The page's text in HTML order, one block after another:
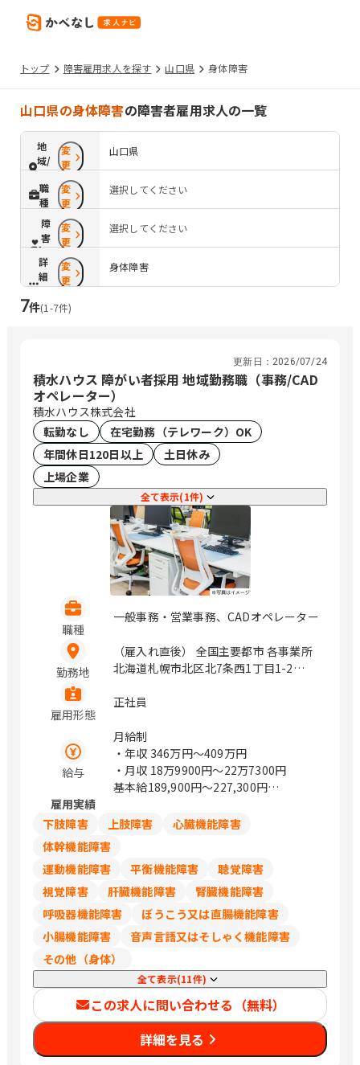
トップ 障害雇用求人を探す 山口県 身体障害
山口県の身体障害の障害者雇用求人の一覧
地
域/
路
線
変
更
山口県
職
種
変
更
選択してください
障
害
配
慮
変
更
選択してください
詳
細
条
件
変
更
身体障害
7件(1 -7件)
更新日： 2026/07/24
積水ハウス 障がい者採用 地域勤務職（事務/CAD
オペレーター）
積水ハウス株式会社
転勤なし
在宅勤務（テレワーク）OK
年間休日120日以上
土日休み
上場企業
全て表示(1件)
職種
一般事務・営業事務、CADオペレーター
勤務地
（雇入れ直後） 全国主要都市 各事業所
北海道札幌市北区北7条西1丁目1-2
前北通1-10橋市盛岡ビル7F 宮城県仙台
ワービル5F） 山形県山形市篭田3-9-5
福島県郡山市本町一丁目4－8 茨城県水
戸市城南1-1-6 （サザン水戸ビル301）
栃木県宇都宮市城東1丁目-11-5 群馬県
ま市浦和区岸町4-26-15 （浦和SHビル
町1丁目16-3 （SAISHOビル2階） 千葉
県千葉市中央区問屋町1-35 （千葉ポー
町1-3-1 Face13階 （ご予約制） 千葉県
流山市おおたかの森西1-2-3 （アゼリア
テラス9階） 東京都豊島区西池袋1-11-1
（メトロポリタンプラザビル11階） 東
京都新宿区西新宿3-6-11 （西新宿KSビ
ル1F） 東京都港区南青山2-26-1 （D－
LIFEPLACE南青山1階） 東京都立川市曙
町2-37-7 （コアシティ立川1F） 神奈川
県横浜市西区みなとみらい3-7-1
雇用形態
正社員
給与
月給制
・年収 346万円〜409万円
・月収 18万9900円〜22万7300円
基本給189,900円～227,300円
※試用期間中の労働条件は同条件
雇用実績
下肢障害
上肢障害
心臓機能障害
体幹機能障害
運動機能障害
平衡機能障害
聴覚障害
視覚障害
肝臓機能障害
腎臓機能障害
呼吸器機能障害
ぼうこう又は直腸機能障害
小腸機能障害
音声言語又はそしゃく機能障害
その他（身体）
全て表示(11件)
この求人に問い合わせる（無料）
詳細を見る